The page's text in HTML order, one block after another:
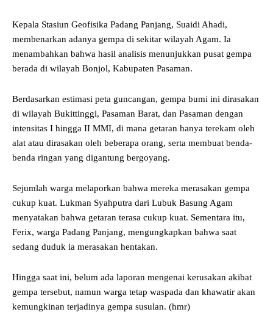
Kepala Stasiun Geofisika Padang Panjang, Suaidi Ahadi,
membenarkan adanya gempa di sekitar wilayah Agam. Ia
menambahkan bahwa hasil analisis menunjukkan pusat gempa
berada di wilayah Bonjol, Kabupaten Pasaman.
Berdasarkan estimasi peta guncangan, gempa bumi ini dirasakan
di wilayah Bukittinggi, Pasaman Barat, dan Pasaman dengan
intensitas I hingga II MMI, di mana getaran hanya terekam oleh
alat atau dirasakan oleh beberapa orang, serta membuat benda-
benda ringan yang digantung bergoyang.
Sejumlah warga melaporkan bahwa mereka merasakan gempa
cukup kuat. Lukman Syahputra dari Lubuk Basung Agam
menyatakan bahwa getaran terasa cukup kuat. Sementara itu,
Ferix, warga Padang Panjang, mengungkapkan bahwa saat
sedang duduk ia merasakan hentakan.
Hingga saat ini, belum ada laporan mengenai kerusakan akibat
gempa tersebut, namun warga tetap waspada dan khawatir akan
kemungkinan terjadinya gempa susulan. (hmr)